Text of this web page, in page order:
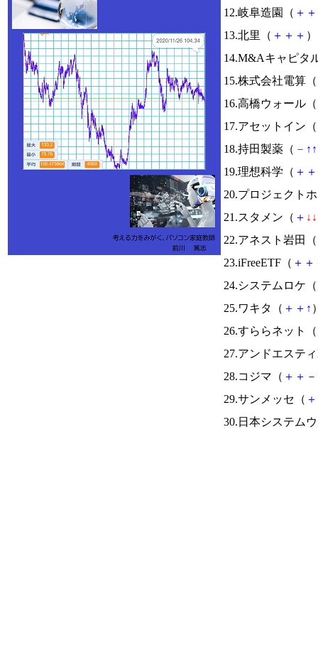
12.岐阜造園（ ＋ ＋
13.北里（ ＋ ＋ ＋
14.M&Aキャピタ
15.株式会社電算（
16.高橋ウォール（
17.アセットイン（
18.持田製薬（ － ↑ ↑
19.理想科学（ ＋ ＋
20.プロジェクト
21.スタメン（ ＋ ↓ ↓
22.アネスト岩田（
23.iFreeETF（ ＋ ＋
24.システムロケ（
25.ワキタ（ ＋ ＋ ↑
26.すららネット（
27.アンドエステ
28.コジマ（ ＋ ＋ －
29.サンメッセ（ ＋
30.日本システム